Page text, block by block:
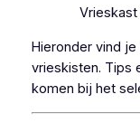
Hieronder vind
vrieskisten. Tips
komen bij het